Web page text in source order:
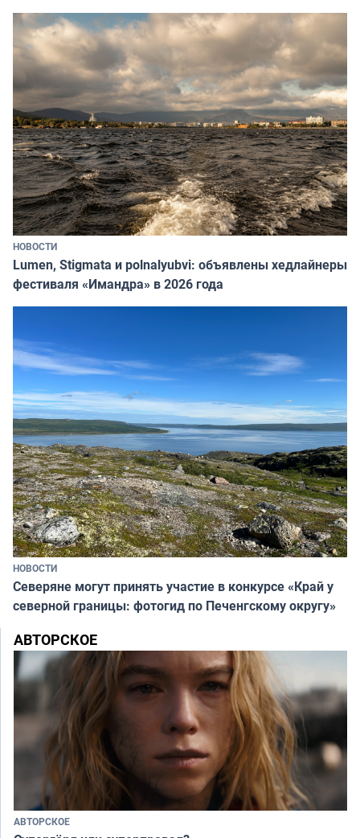
НОВОСТИ
Lumen, Stigmata и polnalyubvi: объявлены хедлайнеры
фестиваля «Имандра» в 2026 года
НОВОСТИ
Северяне могут принять участие в конкурсе «Край у
северной границы: фотогид по Печенгскому округу»
АВТОРСКОЕ
АВТОРСКОЕ